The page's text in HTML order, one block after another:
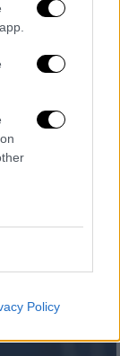
Policy
στην
η Ρεάλ
του